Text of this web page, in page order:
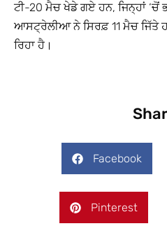
ਟੀ-20 ਮੈਚ ਖੇਡੇ ਗਏ ਹਨ, ਜਿਨ੍ਹਾਂ ‘ਚੋਂ
ਆਸਟ੍ਰੇਲੀਆ ਨੇ ਸਿਰਫ਼ 11 ਮੈਚ ਜਿੱਤੇ
ਰਿਹਾ ਹੈ।
Facebook
Pinterest